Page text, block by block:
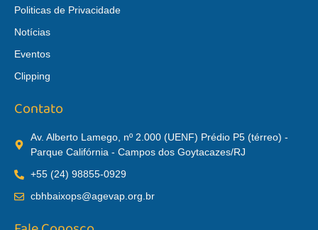
Politicas de Privacidade
Notícias
Eventos
Clipping
Contato
Av. Alberto Lamego, nº 2.000 (UENF) Prédio P5 (térreo) -
Parque Califórnia - Campos dos Goytacazes/RJ
+55 (24) 98855-0929
cbhbaixops@agevap.org.br